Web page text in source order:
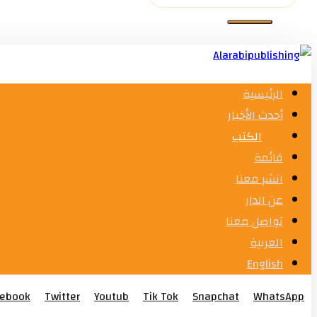
الرئيسية
أحدث الأخبار
الكتب
قائمة
انشر معنا
عن الدار
تواصل معنا
العربية
English
Twitter Youtub Tik Tok Snapchat
WhatsApp